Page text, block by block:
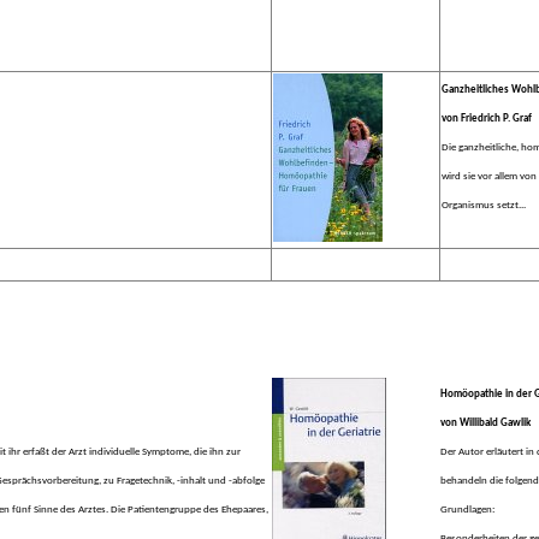
Ganzheitliches
von Friedrich P. Graf
Die ganzheitliche,
wird sie vor allem
Organismus setzt...
ihr erfaßt der Arzt individuelle Symptome, die ihn zur
zu Fragetechnik, -inhalt und -abfolge
fünf Sinne des Arztes. Die Patientengruppe des Ehepaares,
Homöopathie in der
von Willibald Gawlik
Der Autor erläutert in
behandeln die
Grundlagen: